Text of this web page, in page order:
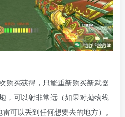
购买获得，只能重新购买新武器
，可以射非常远（如果对抛物线
可以丢到任何想要去的地方）。